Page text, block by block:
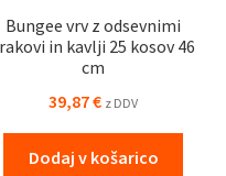
Bungee vrv z odsevnimi
in kavlji 25 kosov 46
cm
39,87€ z DDV
Dodaj v košarico